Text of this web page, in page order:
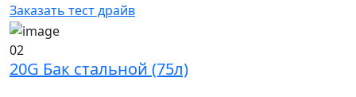
Заказать тест драйв
02
20G Бак стальной (75л)